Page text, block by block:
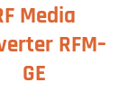
Media
RFM–
GE